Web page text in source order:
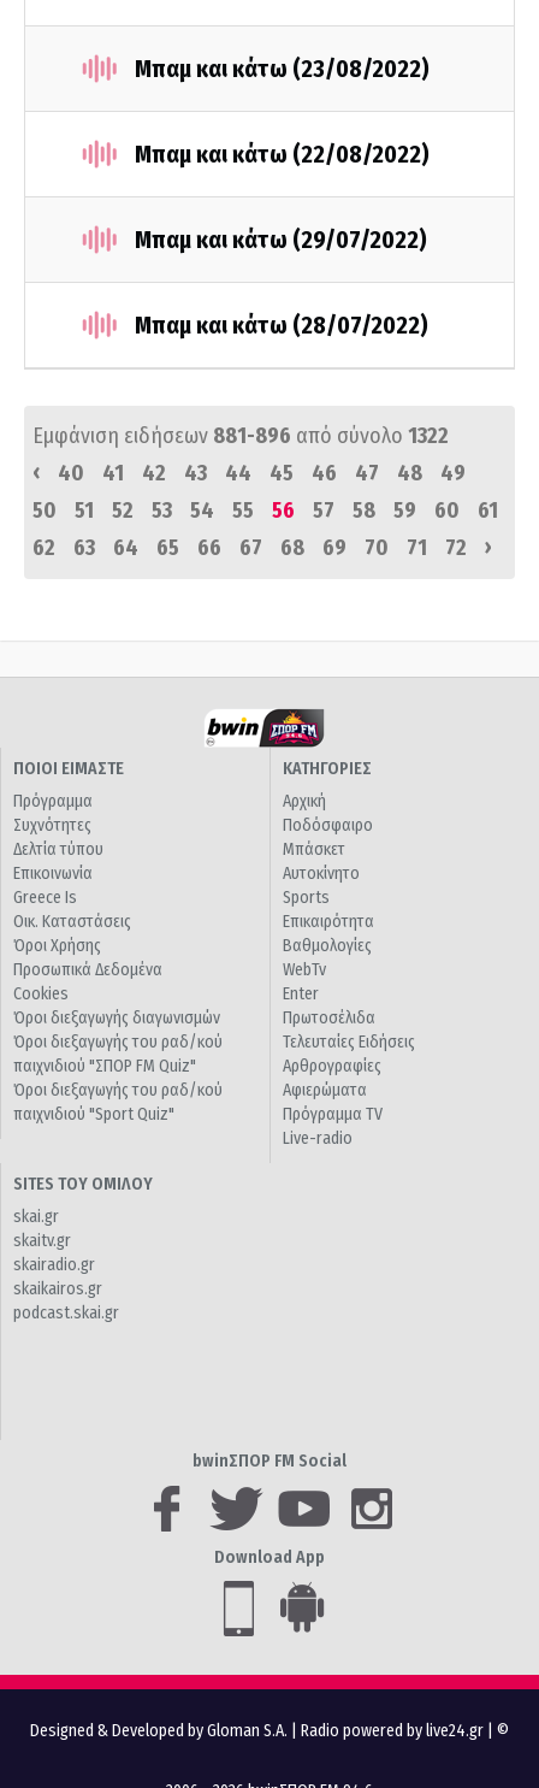
Μπαμ και κάτω (23/08/2022)
Μπαμ και κάτω (22/08/2022)
Μπαμ και κάτω (29/07/2022)
Μπαμ και κάτω (28/07/2022)
Εμφάνιση ειδήσεων 881-896 από σύνολο 1322
‹
40 41 42 43 44 45 46 47 48
49
50
51 52 53 54 55 56 57 58 59 60
61
62
63 64 65 66 67 68 69 70 71 72 ›
ΠΟΙΟΙ ΕΙΜΑΣΤΕ
Πρόγραμμα
Συχνότητες
Δελτία τύπου
Επικοινωνία
Greece Is
Οικ. Καταστάσεις
Όροι Χρήσης
Προσωπικά Δεδομένα
Cookies
Όροι διεξαγωγής διαγωνισμών
Όροι διεξαγωγής του ραδ/κού
παιχνιδιού "ΣΠΟΡ FM Quiz"
Όροι διεξαγωγής του ραδ/κού
παιχνιδιού "Sport Quiz"
ΚΑΤΗΓΟΡΙΕΣ
Αρχική
Ποδόσφαιρο
Μπάσκετ
Αυτοκίνητο
Sports
Επικαιρότητα
Βαθμολογίες
WebTv
Enter
Πρωτοσέλιδα
Τελευταίες Ειδήσεις
Αρθρογραφίες
Αφιερώματα
Πρόγραμμα TV
Live-radio
SITES ΤΟΥ ΟΜΙΛΟΥ
skai.gr
skaitv.gr
skairadio.gr
skaikairos.gr
podcast.skai.gr
bwinΣΠΟΡ FM Social
Download App
Designed & Developed by Gloman S.A. Radio powered by live24.gr | ©